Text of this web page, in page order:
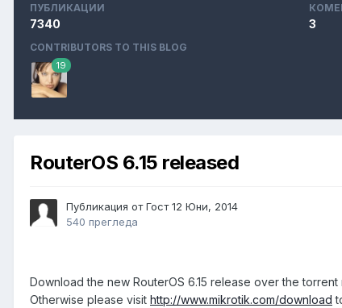
ПУБЛИКАЦИИ
7340 3
CONTRIBUTORS TO THIS BLOG
19
RouterOS 6.15 released
Публикация от Гост12 Юни, 2014
540 прегледа
Download the new RouterOS 6.15 release over the torrent
Otherwise please visit http://www.mikrotik.com/download